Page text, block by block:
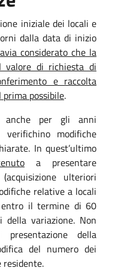
iniziale dei locali e
dalla data di inizio
considerato che la
valore di richiesta di
e raccolta
possibile.
anche per gli anni
verifichino modifiche
In quest’ultimo
a presentare
ulteriori
relative a locali
entro il termine di 60
variazione. Non
della
del numero dei